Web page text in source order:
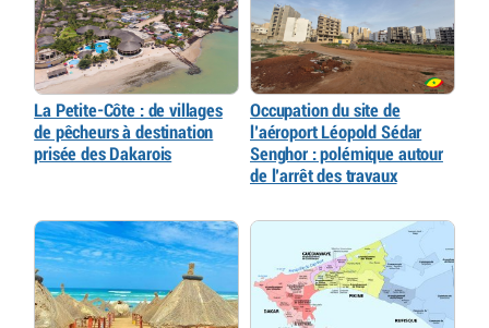
La Petite-Côte : de villages
de pêcheurs à destination
prisée des Dakarois
Occupation du site de
l’aéroport Léopold Sédar
Senghor : polémique autour
de l’arrêt des travaux